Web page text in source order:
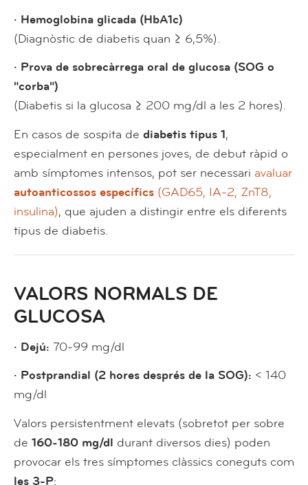
· Hemoglobina glicada (HbA1c)
(Diagnòstic de diabetis quan ≥ 6,5%).
· Prova de sobrecàrrega oral de glucosa (SOG o
"corba")
(Diabetis si la glucosa ≥ 200 mg/dl a les 2 hores).
En casos de sospita de diabetis tipus 1,
especialment en persones joves, de debut ràpid o
amb símptomes intensos, pot ser necessari avaluar
autoanticossos específics (GAD65, IA-2, ZnT8,
insulina), que ajuden a distingir entre els diferents
tipus de diabetis.
VALORS NORMALS DE
GLUCOSA
· Dejú: 70-99 mg/dl
· Postprandial (2 hores després de la SOG): < 140
mg/dl
Valors persistentment elevats (sobretot per sobre
de 160-180 mg/dl durant diversos dies) poden
provocar els tres símptomes clàssics coneguts com
les 3-P: